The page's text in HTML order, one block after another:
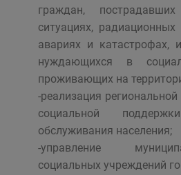
граждан,
ситуациях,
авариях и катастрофах,
нуждающихся в
проживающих на
-реализация
социальной
обслуживания населения;
-управление
социальных учреждений